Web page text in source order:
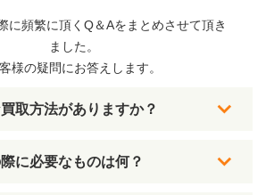
に頻繁に頂くQ＆Aをまとめさせて頂き
ました。
様の疑問にお答えします。
取方法がありますか？
に必要なものは何？